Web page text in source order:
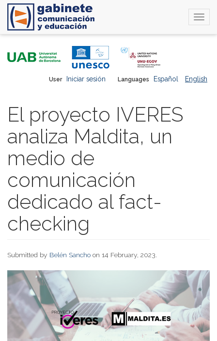
Languages Español English
User Iniciar sesión
El proyecto IVERES
analiza Maldita, un
medio de
comunicación
dedicado al fact-
checking
Submitted by Belén Sancho on 14 February, 2023.